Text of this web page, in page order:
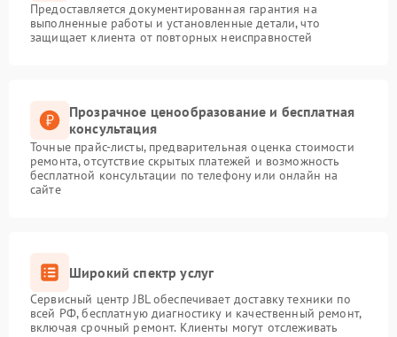
Предоставляется документированная гарантия на
выполненные работы и установленные детали, что
защищает клиента от повторных неисправностей
Прозрачное ценообразование и бесплатная
консультация
Точные прайс-листы, предварительная оценка стоимости
ремонта, отсутствие скрытых платежей и возможность
бесплатной консультации по телефону или онлайн на
сайте
Широкий спектр услуг
Сервисный центр JBL обеспечивает доставку техники по
всей РФ, бесплатную диагностику и качественный ремонт,
включая срочный ремонт. Клиенты могут отслеживать